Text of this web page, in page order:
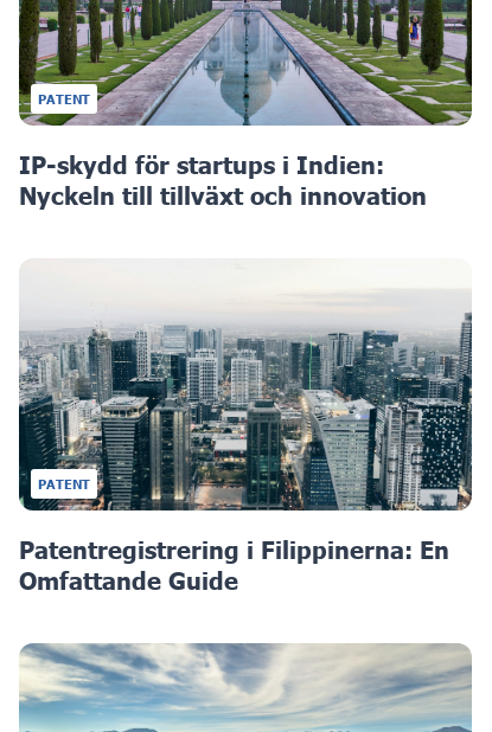
PATENT
IP-skydd för startups i Indien:
Nyckeln till tillväxt och innovation
PATENT
Patentregistrering i Filippinerna: En
Omfattande Guide